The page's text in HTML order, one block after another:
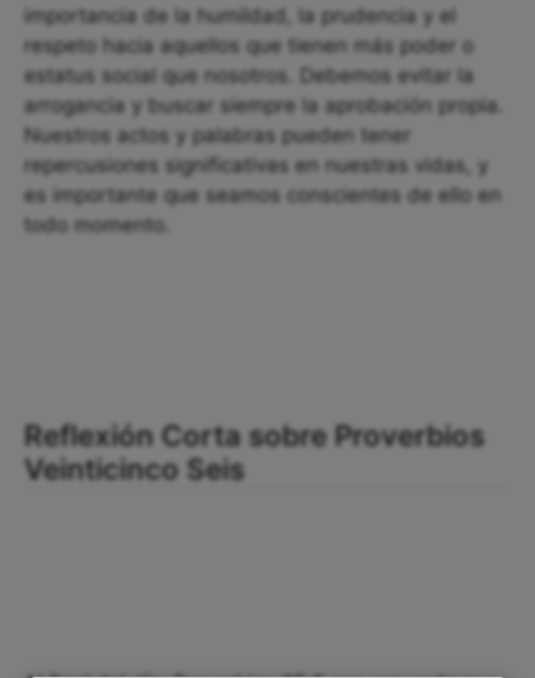
importancia de la humildad, la prudencia y el
respeto hacia aquellos que tienen más poder o
estatus social que nosotros. Debemos evitar la
arrogancia y buscar siempre la aprobación propia.
Nuestros actos y palabras pueden tener
repercusiones significativas en nuestras vidas, y
es importante que seamos conscientes de ello en
todo momento.
Reflexión Corta sobre Proverbios
Veinticinco Seis